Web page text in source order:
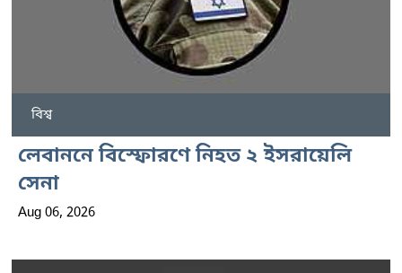
বিশ্ব
লেবাননে বিস্ফোরণে নিহত ২ ইসরায়েলি
সেনা
Aug 06, 2026